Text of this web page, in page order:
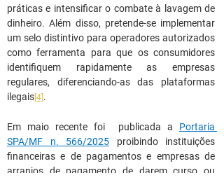
práticas e intensificar o combate à lavagem de
dinheiro. Além disso, pretende-se implementar
um selo distintivo para operadores autorizados
como ferramenta para que os consumidores
identifiquem rapidamente as empresas
regulares, diferenciando-as das plataformas
ilegais [4] .
Em maio recente foi  publicada a Portaria
SPA/MF n. 566/2025 proibindo instituições
financeiras e de pagamentos e empresas de
arranjos de pagamento de darem curso ou